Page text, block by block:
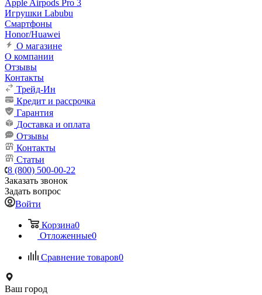
Apple Airpods Pro 3
Игрушки Labubu
Смартфоны
Honor/Huawei
О магазине
О компании
Отзывы
Контакты
Трейд-Ин
Кредит и рассрочка
Гарантия
Доставка и оплата
Отзывы
Контакты
Статьи
8 (800) 500-00-22
Заказать звонок
Задать вопрос
Войти
Корзина0
Отложенные0
Сравнение товаров0
Ваш город